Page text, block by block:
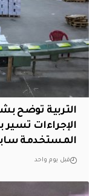
التربية توضح
الإجراءات تسير
المستخدمة
قبل يوم واحد